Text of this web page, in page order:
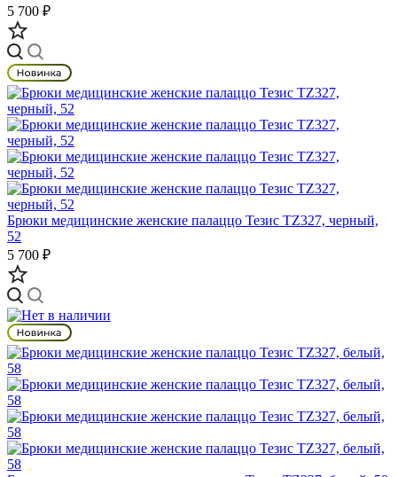
5 700 ₽
Брюки медицинские женские палаццо Тезис TZ327, черный,
52
5 700 ₽